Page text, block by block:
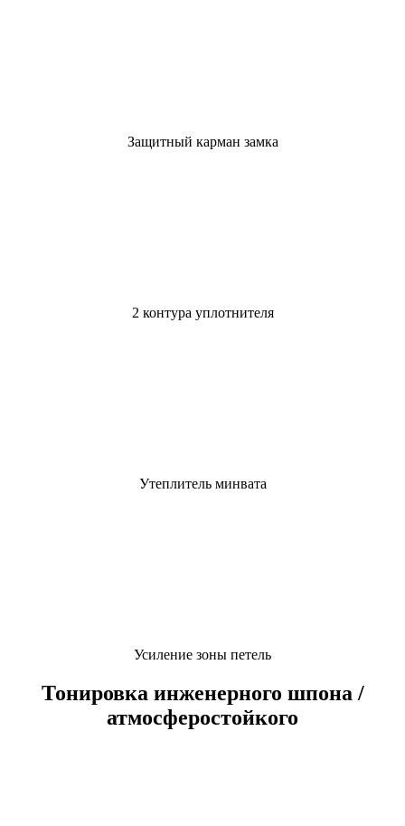
Защитный карман замка
2 контура уплотнителя
Утеплитель минвата
Усиление зоны петель
Тонировка инженерного шпона /
атмосферостойкого